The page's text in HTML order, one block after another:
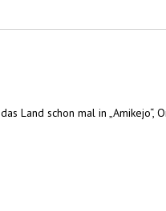
Land schon mal in „Amikejo“,